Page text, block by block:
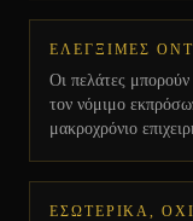
ΕΛΕΓΞΙΜΕΣ
Οι πελάτες
τον νόμιμο
μακροχρόνιο
ΕΣΩΤΕΡΙΚΑ,